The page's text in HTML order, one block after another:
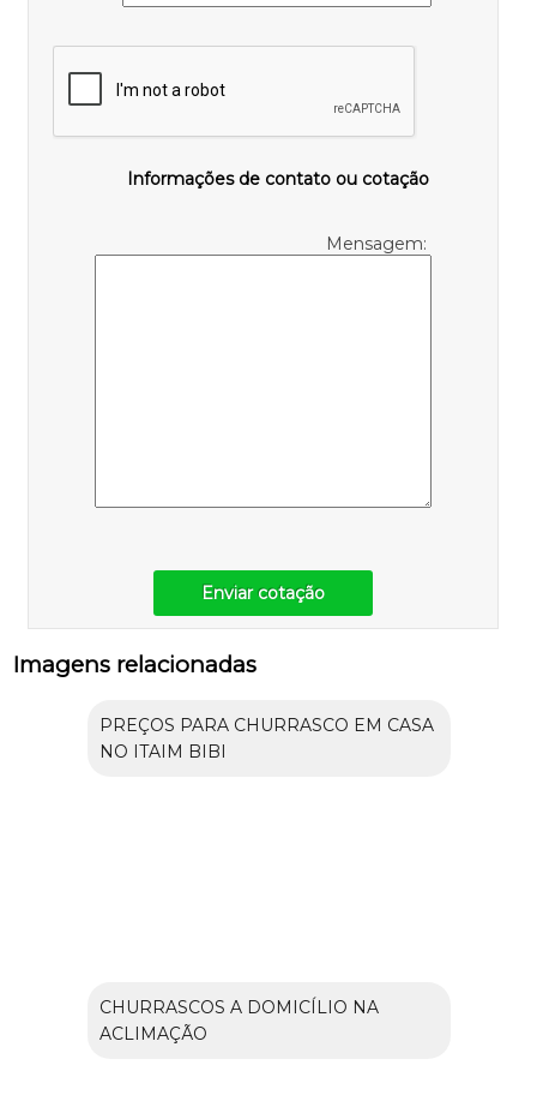
Informações de contato ou cotação
Mensagem:
Enviar cotação
Imagens relacionadas
PREÇOS PARA CHURRASCO EM CASA
NO ITAIM BIBI
CHURRASCOS A DOMICÍLIO NA
ACLIMAÇÃO